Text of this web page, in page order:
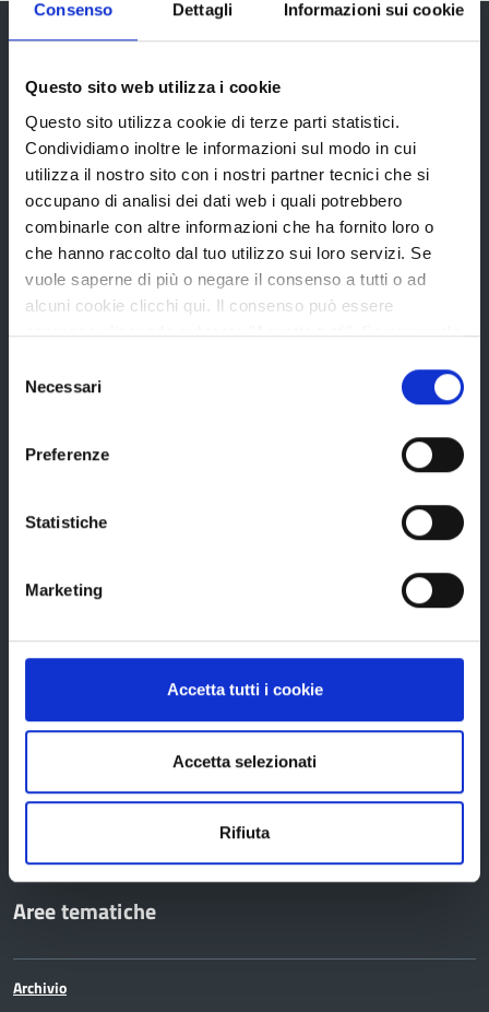
Consenso Dettagli Informazioni sui cookie
Questo sito web utilizza i cookie
Questo sito utilizza cookie di terze parti statistici.
Condividiamo inoltre le informazioni sul modo in cui
utilizza il nostro sito con i nostri partner tecnici che si
occupano di analisi dei dati web i quali potrebbero
combinarle con altre informazioni che ha fornito loro o
che hanno raccolto dal tuo utilizzo sui loro servizi. Se
vuole saperne di più o negare il consenso a tutti o ad
alcuni cookie clicchi qui. Il consenso può essere
espresso cliccando sul tasto "Accetta tutti". Se non vuole
tasto "Rifiuta".
delNecessari
Preferenze
Statistiche
Marketing
Accetta tutti i cookie
Accetta selezionati
Rifiuta
Provincia di Reggio Emilia
La Provincia
Organi di governo
Amministrazione Trasparente
Storia della Provincia
Aree tematiche
Archivio